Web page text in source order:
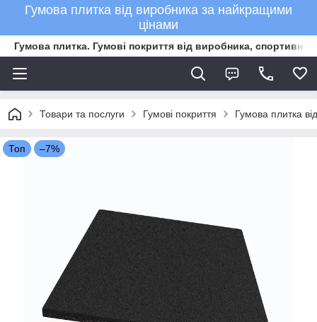
Гумова плитка від виробника за найкращими
цінами
Гумова плитка. Гумові покриття від виробника, спортивне
Товари та послуги Гумові покриття Гумова плитка
Топ –7%